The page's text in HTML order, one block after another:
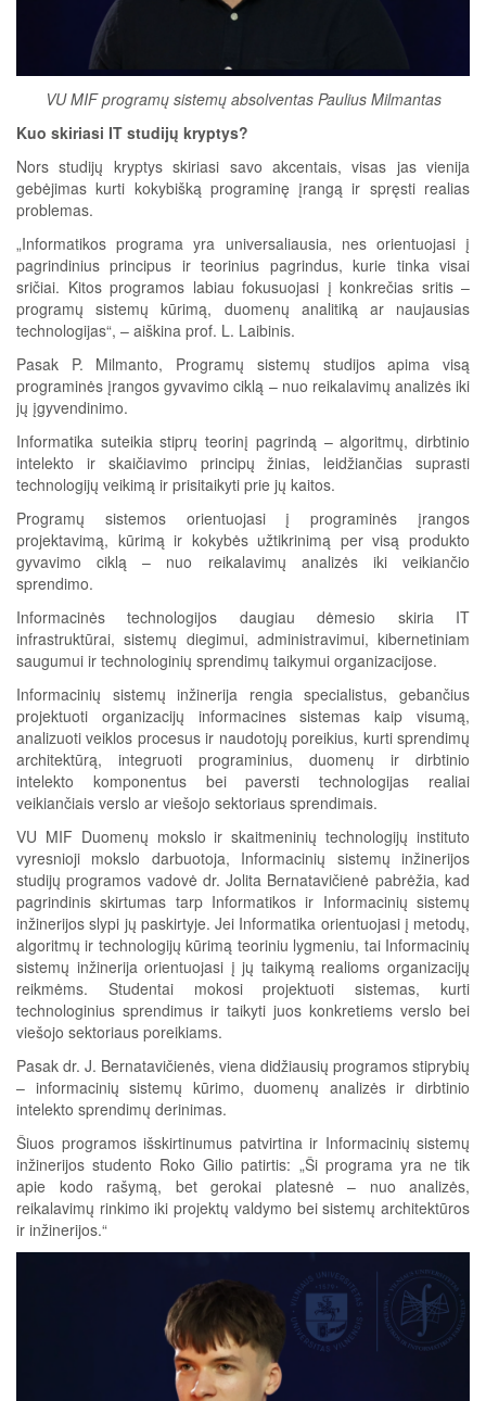
VU MIF programų sistemų absolventas Paulius Milmantas
Kuo skiriasi IT studijų kryptys?
Nors studijų kryptys skiriasi savo akcentais, visas jas vienija
gebėjimas kurti kokybišką programinę įrangą ir spręsti realias
problemas.
„Informatikos programa yra universaliausia, nes orientuojasi į
pagrindinius principus ir teorinius pagrindus, kurie tinka visai
sričiai. Kitos programos labiau fokusuojasi į konkrečias sritis –
programų sistemų kūrimą, duomenų analitiką ar naujausias
technologijas“, – aiškina prof. L. Laibinis.
Pasak P. Milmanto, Programų sistemų studijos apima visą
programinės įrangos gyvavimo ciklą – nuo reikalavimų analizės iki
jų įgyvendinimo.
Informatika suteikia stiprų teorinį pagrindą – algoritmų, dirbtinio
intelekto ir skaičiavimo principų žinias, leidžiančias suprasti
technologijų veikimą ir prisitaikyti prie jų kaitos.
Programų sistemos orientuojasi į programinės įrangos
projektavimą, kūrimą ir kokybės užtikrinimą per visą produkto
gyvavimo ciklą – nuo reikalavimų analizės iki veikiančio
sprendimo.
Informacinės technologijos daugiau dėmesio skiria IT
infrastruktūrai, sistemų diegimui, administravimui, kibernetiniam
saugumui ir technologinių sprendimų taikymui organizacijose.
Informacinių sistemų inžinerija rengia specialistus, gebančius
projektuoti organizacijų informacines sistemas kaip visumą,
analizuoti veiklos procesus ir naudotojų poreikius, kurti sprendimų
architektūrą, integruoti programinius, duomenų ir dirbtinio
intelekto komponentus bei paversti technologijas realiai
veikiančiais verslo ar viešojo sektoriaus sprendimais.
VU MIF Duomenų mokslo ir skaitmeninių technologijų instituto
vyresnioji mokslo darbuotoja, Informacinių sistemų inžinerijos
studijų programos vadovė dr. Jolita Bernatavičienė pabrėžia, kad
pagrindinis skirtumas tarp Informatikos ir Informacinių sistemų
inžinerijos slypi jų paskirtyje. Jei Informatika orientuojasi į metodų,
algoritmų ir technologijų kūrimą teoriniu lygmeniu, tai Informacinių
sistemų inžinerija orientuojasi į jų taikymą realioms organizacijų
reikmėms. Studentai mokosi projektuoti sistemas, kurti
technologinius sprendimus ir taikyti juos konkretiems verslo bei
viešojo sektoriaus poreikiams.
Pasak dr. J. Bernatavičienės, viena didžiausių programos stiprybių
– informacinių sistemų kūrimo, duomenų analizės ir dirbtinio
intelekto sprendimų derinimas.
Šiuos programos išskirtinumus patvirtina ir Informacinių sistemų
inžinerijos studento Roko Gilio patirtis: „Ši programa yra ne tik
apie kodo rašymą, bet gerokai platesnė – nuo analizės,
reikalavimų rinkimo iki projektų valdymo bei sistemų architektūros
ir inžinerijos.“